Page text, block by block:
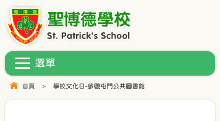
首頁 > 學校文化日-參觀屯門公共圖書館